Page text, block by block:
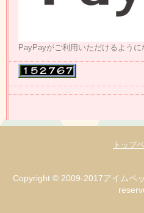
PayPayがご利用いただけるように
トップ
Copyright © 2009-2017アイムペ